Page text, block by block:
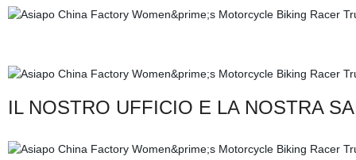
IL NOSTRO UFFICIO E LA NOSTRA